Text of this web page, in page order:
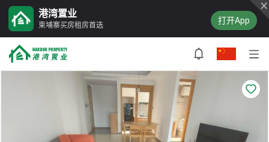
港湾置业
柬埔寨买房租房首选 打开App